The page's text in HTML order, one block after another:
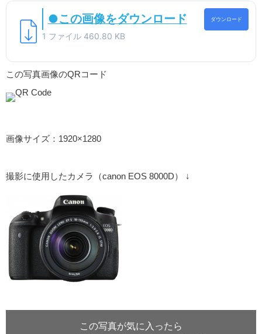
●この画像をダウンロード
1 ファイル 460.80 KB
ダウンロード
この写真画像のQRコード
画像サイズ：1920×1280
撮影に使用したカメラ（canon EOS 8000D） ↓
この写真が気に入ったら